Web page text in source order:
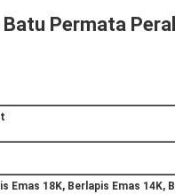
Permata
Emas 18K, Berlapis Emas 14K,